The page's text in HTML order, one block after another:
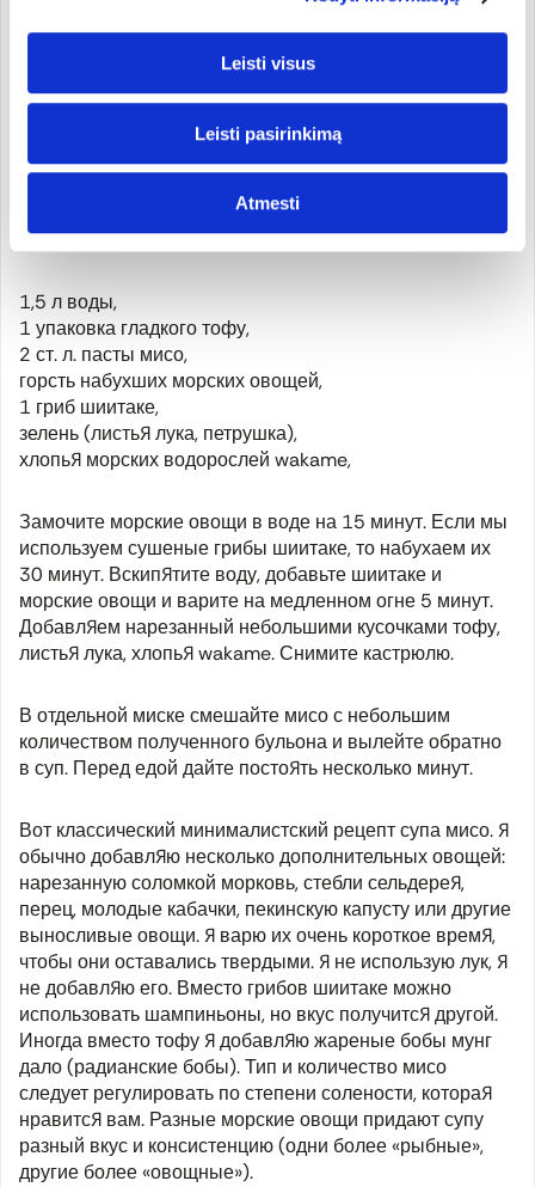
Leisti visus
Leisti pasirinkimą
Atmesti
хорошо процедить. Затем нарезаем и добавляем в суп,
салат или любое овощное блюдо. Ниже приведен
рецепт базового блюда, супа мисо, в котором Вы
можете получить самые разные вкусы, меняя другие
ингредиенты.
Суп мисо с водорослями
1,5 л воды,
1 упаковка гладкого тофу,
2 ст. л. пасты мисо,
горсть набухших морских овощей,
1 гриб шиитаке,
зелень (листья лука, петрушка),
хлопья морских водорослей wakame,
Замочите морские овощи в воде на 15 минут. Если мы
используем сушеные грибы шиитаке, то набухаем их
30 минут. Вскипятите воду, добавьте шиитаке и
морские овощи и варите на медленном огне 5 минут.
Добавляем нарезанный небольшими кусочками тофу,
листья лука, хлопьяwakame. Снимите кастрюлю.
В отдельной миске смешайте мисо с небольшим
количеством полученного бульона и вылейте обратно
в суп. Перед едой дайте постоять несколько минут.
Вот классический минималистский рецепт супа мисо. Я
обычно добавляю несколько дополнительных овощей:
нарезанную соломкой морковь, стебли сельдерея,
перец, молодые кабачки, пекинскую капусту или другие
выносливые овощи. Я варю их очень короткое время,
чтобы они оставались твердыми. Я не использую лук, я
не добавляю его. Вместо грибов шиитаке можно
использовать шампиньоны, но вкус получится другой.
Иногда вместо тофу я добавляю жареные бобы мунг
дало (радианские бобы). Тип и количество мисо
следует регулировать по степени солености, которая
нравится вам. Разные морские овощи придают супу
разный вкус и консистенцию (одни более «рыбные»,
другие более «овощные»).